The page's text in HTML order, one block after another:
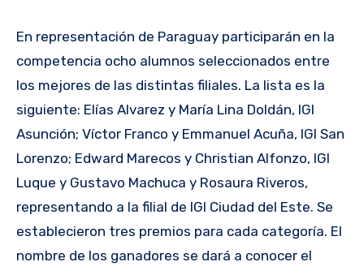
En representación de Paraguay participarán en la
competencia ocho alumnos seleccionados entre
los mejores de las distintas filiales. La lista es la
siguiente: Elías Alvarez y María Lina Doldán, IGI
Asunción; Víctor Franco y Emmanuel Acuña, IGI San
Lorenzo; Edward Marecos y Christian Alfonzo, IGI
Luque y Gustavo Machuca y Rosaura Riveros,
representando a la filial de IGI Ciudad del Este. Se
establecieron tres premios para cada categoría. El
nombre de los ganadores se dará a conocer el